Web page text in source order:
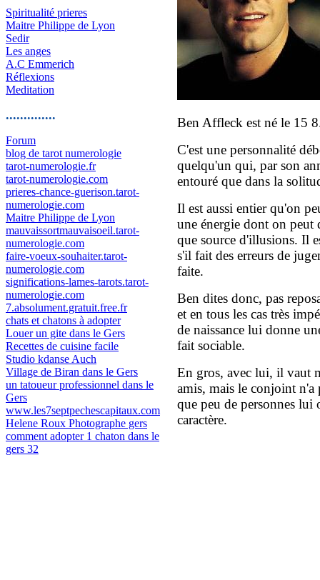
Spiritualité prieres
Maitre Philippe de Lyon
Sedir
Les anges
A.C Emmerich
Réflexions
Meditation
..............
Forum
blog de tarot numerologie
tarot-numerologie.fr
tarot-numerologie.com
prieres-chance-guerison.tarot-
numerologie.com
Maitre Philippe de Lyon
mauvaissortmauvaisoeil.tarot-
numerologie.com
faire-voeux-souhaiter.tarot-
numerologie.com
significations-lames-tarots.tarot-
numerologie.com
7.absolument.gratuit.free.fr
chats et chatons à adopter
Louer un gite dans le Gers
Recettes de cuisine facile
Studio kdanse Auch
Village de Biran dans le Gers
un tatoueur professionnel dans le
Gers
www.les7septpechescapitaux.com
Helene Roux Photographe gers
comment adopter 1 chaton dans le
gers 32
Ben Affleck est né le 15
C'est une personnalité
quelqu'un qui, par son
entouré que dans la
Il est aussi entier qu'on
une énergie dont on peut
que source d'illusions. Il
s'il fait des erreurs de
faite.
Ben dites donc, pas
et en tous les cas très
de naissance lui donne
fait sociable.
En gros, avec lui, il vaut
amis, mais le conjoint
que peu de personnes lui
caractère.